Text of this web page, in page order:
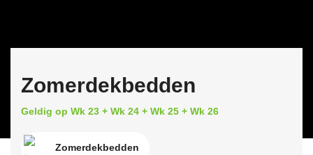
Zomerdekbedden
Geldig op Wk 23 + Wk 24 + Wk 25 + Wk 26
Zomerdekbedden